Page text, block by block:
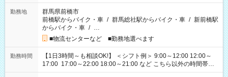
勤務地
群馬県前橋市
前橋駅からバイク・車 / 群馬総社駅からバイク・車 / 新前橋駅
からバイク・車 / …
■物流センターなど ■勤務地選べます
勤務時間
【1日3時間～も相談OK!】 ＜シフト例＞ 9:00～12:00 12:00～
17:00 17:00～22:00 18:00～21:00 など こちら以外の時間帯も
お気軽にご相談ください！